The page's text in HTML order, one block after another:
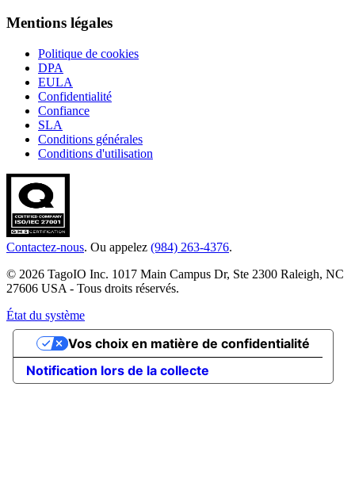
Mentions légales
Politique de cookies
DPA
EULA
Confidentialité
Confiance
SLA
Conditions générales
Conditions d'utilisation
Contactez-nous. Ou appelez (984) 263-4376.
© 2026 TagoIO Inc. 1017 Main Campus Dr, Ste 2300 Raleigh, NC
27606 USA - Tous droits réservés.
État du système
Notification lors de la collecte
Vos choix en matière de confidentialité